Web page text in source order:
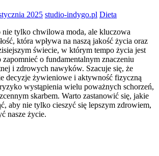
2025 studio-indygo.pl Dieta
tylko chwilowa moda, ale kluczowa
która wpływa na naszą jakość życia oraz
świecie, w którym tempo życia jest
zapomnieć o fundamentalnym znaczeniu
i zdrowych nawyków. Szacuje się, że
decyzje żywieniowe i aktywność fizyczną
wystąpienia wielu poważnych schorzeń,
skarbem. Warto zastanowić się, jakie
aby nie tylko cieszyć się lepszym zdrowiem,
nasze życie.